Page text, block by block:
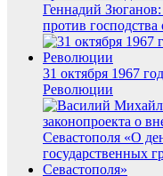
Геннадий Зюганов:
против
31 октября 1967
Революции